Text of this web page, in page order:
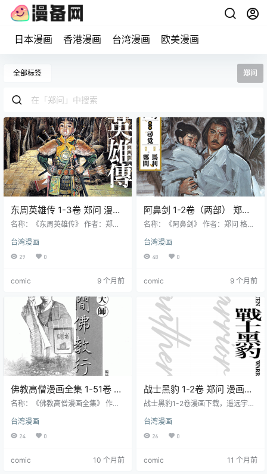
日本漫画 香港漫画 台湾漫画 欧美漫画
全部标签 郑问
东周英雄传 1-3卷 郑问 漫画
百度网盘下载
名称：《东周英雄传》 作者：郑问
中文（大辣） 状态：已完结 分辨
率：单页1650X2383像素左右 剧情
乱世中瑰丽的人文景象与动荡时代
笔触，借水墨技法将中国历史中的
英雄人物栩栩如生地呈现。在这乱
世中，诸侯纷争、百家争鸣，各路
人马为权力、理想、正义等不断角
逐，既…
台湾漫画
29 0
comic 9 个月前
阿鼻剑 1-2卷（两部） 郑问
漫画百度网盘下载
名称：《阿鼻剑》 作者：郑问 格
文 状态：已完结 分辨率：单页1480
X2138像素左右 剧情简介 恩怨开
帮主史飞鸿是同门师兄弟，史飞鸿
景的私生子。于景与史飞鸿因此反
目，皇甫玉被杀，于景带何勿生离
开。后来史飞鸿练成 “阿鼻剑法”，
血拼忠义堂，忠义堂也设计谋害仁
风帮众人。…
台湾漫画
48 0
comic 9 个月前
佛教高僧漫画全集 1-51卷 郑
问 漫画百度网盘下载
名称：《佛教高僧漫画全集》 作
GB 语言：中文（佛光文化） 状态：
已完结 分辨率：单页867X1118像素
左右 剧情简介 该系列漫画延揽了国
易懂的漫画语言呈现了中、印、
台湾漫画
24 0
comic 10 个月前
战士黑豹 1-2卷 郑问 漫画百
度网盘下载
战士黑豹1-2卷漫画下载，遥远宇宙
者为抗邪恶，冬眠万年后寻接班
人，到地球抓走年轻成棒国手，将
其训练为战士黑豹。黑豹与仙女星
台湾漫画
26 0
comic 11 个月前